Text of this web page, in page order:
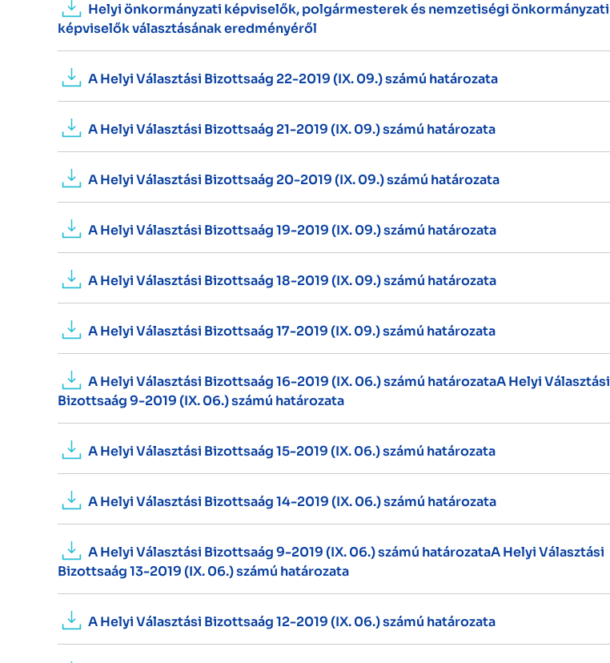
Helyi önkormányzati képviselők, polgármesterek és nemzetiségi önkormányzati
képviselők választásának eredményéről
A Helyi Választási Bizottsaág 22-2019 (IX. 09.) számú határozata
A Helyi Választási Bizottsaág 21-2019 (IX. 09.) számú határozata
A Helyi Választási Bizottsaág 20-2019 (IX. 09.) számú határozata
A Helyi Választási Bizottsaág 19-2019 (IX. 09.) számú határozata
A Helyi Választási Bizottsaág 18-2019 (IX. 09.) számú határozata
A Helyi Választási Bizottsaág 17-2019 (IX. 09.) számú határozata
A Helyi Választási Bizottsaág 16-2019 (IX. 06.) számú határozataA Helyi Választási
Bizottsaág 9-2019 (IX. 06.) számú határozata
A Helyi Választási Bizottsaág 15-2019 (IX. 06.) számú határozata
A Helyi Választási Bizottsaág 14-2019 (IX. 06.) számú határozata
A Helyi Választási Bizottsaág 9-2019 (IX. 06.) számú határozataA Helyi Választási
Bizottsaág 13-2019 (IX. 06.) számú határozata
A Helyi Választási Bizottsaág 12-2019 (IX. 06.) számú határozata